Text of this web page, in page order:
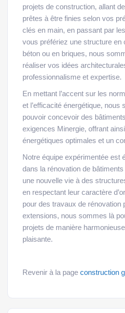
projets de construction, allant
prêtes à être finies selon vos
clés en main, en passant par
vous préfériez une structure en
béton ou en briques, nous
réaliser vos idées
professionnalisme et expertise.
En mettant l’accent sur les
et l’efficacité énergétique, nous
pouvoir concevoir des
exigences Minergie, offrant
énergétiques optimales et un
Notre équipe expérimentée est
dans la rénovation de
une nouvelle vie à des
en respectant leur caractère
pour des travaux de rénovation
extensions, nous sommes là
projets de manière
plaisante.
Revenir à la page construction